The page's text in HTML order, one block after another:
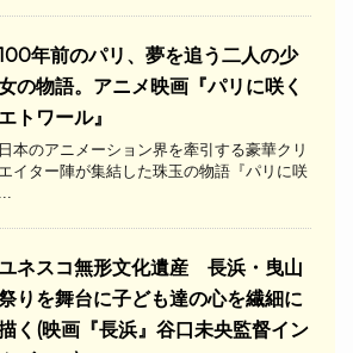
年前のパリ、夢を追う二人の少
の物語。アニメ映画『パリに咲く
エトワール』
日本のアニメーション界を牽引する豪華クリ
エイター陣が集結した珠玉の物語『パリに咲
...
ネスコ無形文化遺産 長浜・曳山
りを舞台に子ども達の心を繊細に
く(映画『長浜』谷口未央監督イン